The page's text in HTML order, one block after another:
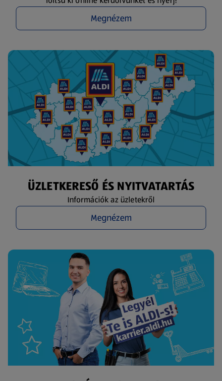
Megnézem
ÜZLETKERESŐ ÉS NYITVATARTÁS
Információk az üzletekről
Megnézem